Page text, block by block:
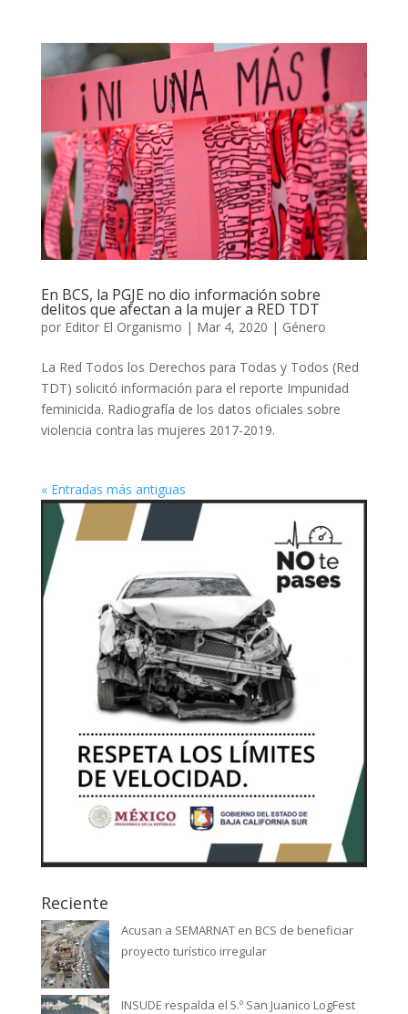
En BCS, la PGJE no dio información sobre
delitos que afectan a la mujer a RED TDT
por Editor El Organismo | Mar 4, 2020 | Género
La Red Todos los Derechos para Todas y Todos (Red
TDT) solicitó información para el reporte Impunidad
feminicida. Radiografía de los datos oficiales sobre
violencia contra las mujeres 2017-2019.
« Entradas más antiguas
Reciente
Acusan a SEMARNAT en BCS de beneficiar
proyecto turístico irregular
INSUDE respalda el 5.º San Juanico LogFest